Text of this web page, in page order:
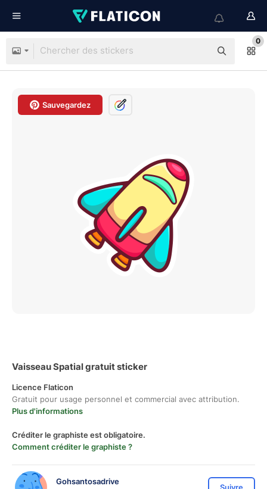
0
Sauvegardez
Vaisseau Spatial gratuit sticker
Licence Flaticon
Gratuit pour usage personnel et commercial avec attribution.
Plus d'informations
Créditer le graphiste est obligatoire.
Comment créditer le graphiste ?
Gohsantosadrive